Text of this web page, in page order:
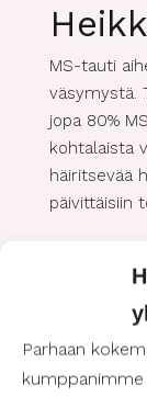
Parhaan
MS-tauti
väsymystä.
jopa 80%
kohtalaista
häiritsevää
päivittäisiin
MS-tauti
Kihelmöinti,
eri osissa